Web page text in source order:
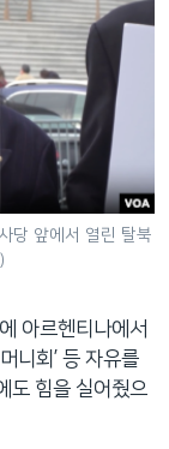
당 앞에서 열린 탈북
아르헨티나에서
니회’ 등 자유를
도 힘을 실어줬으